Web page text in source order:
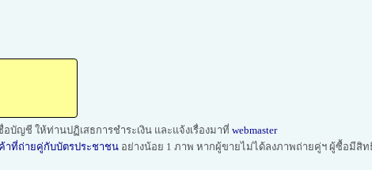
ญชี ให้ท่านปฏิเสธการชำระเงิน และแจ้งเรื่องมาที่ webmaster
าที่ถ่ายคู่กับบัตรประชาชน อย่างน้อย 1 ภาพ หากผู้ขายไม่ได้ลงภาพถ่ายคู่ฯ ผู้ซื้อมีสิ